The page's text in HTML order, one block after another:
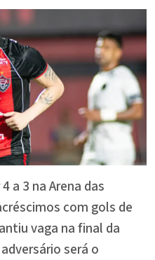
a 3 na Arena das
com gols de
vaga na final da
será o